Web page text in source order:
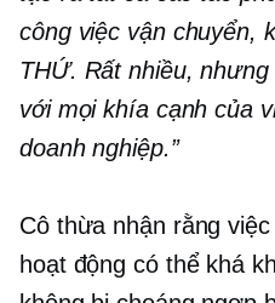
công việc vận chuyển,
THỨ. Rất nhiều,
với mọi khía cạnh của
doanh nghiệp.”
Cô thừa nhận rằng
hoạt động có thể khá